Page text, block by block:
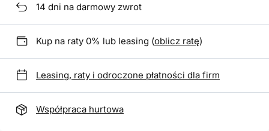
14 dni na darmowy zwrot
Kup na raty 0% lub leasing (oblicz ratę)
Leasing, raty i odroczone płatności dla firm
Współpraca hurtowa